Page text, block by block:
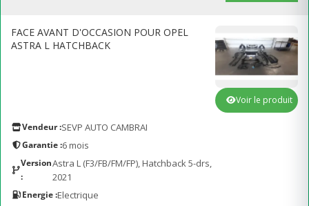
FACE AVANT D'OCCASION POUR OPEL
ASTRA L HATCHBACK
Vendeur :SEVP AUTO CAMBRAI
Garantie :6 mois
Version
:
Astra L (F3/FB/FM/FP), Hatchback 5-drs,
2021
Energie :Electrique
Voir le produit